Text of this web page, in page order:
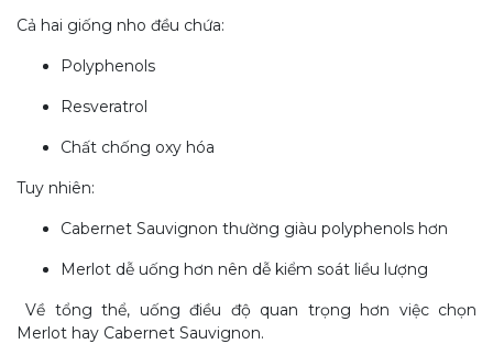
Cả hai giống nho đều chứa:
Polyphenols
Resveratrol
Chất chống oxy hóa
Tuy nhiên:
Cabernet Sauvignon thường giàu polyphenols hơn
Merlot dễ uống hơn nên dễ kiểm soát liều lượng
Về tổng thể, uống điều độ quan trọng hơn việc chọn
Merlot hay Cabernet Sauvignon.